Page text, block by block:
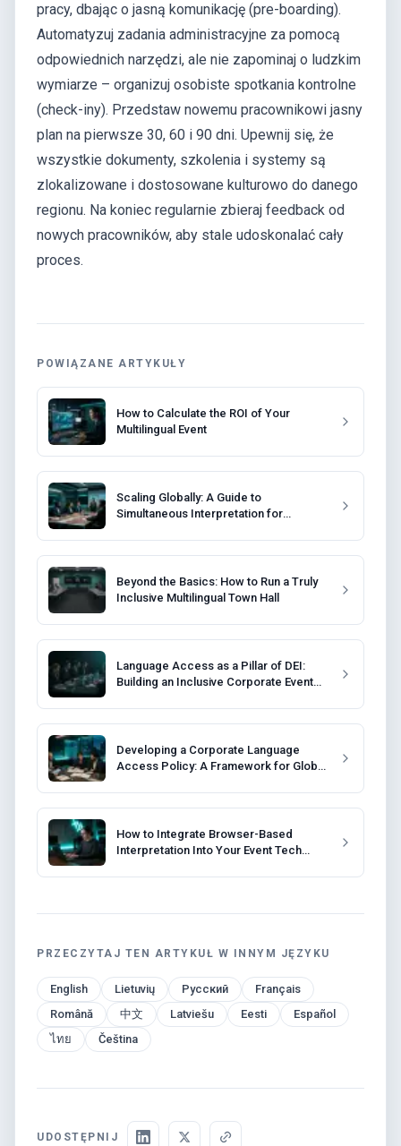
pracy, dbając o jasną komunikację (pre-boarding).
Automatyzuj zadania administracyjne za pomocą
odpowiednich narzędzi, ale nie zapominaj o ludzkim
wymiarze – organizuj osobiste spotkania kontrolne
(check-iny). Przedstaw nowemu pracownikowi jasny
plan na pierwsze 30, 60 i 90 dni. Upewnij się, że
wszystkie dokumenty, szkolenia i systemy są
zlokalizowane i dostosowane kulturowo do danego
regionu. Na koniec regularnie zbieraj feedback od
nowych pracowników, aby stale udoskonalać cały
proces.
POWIĄZANE ARTYKUŁY
How to Calculate the ROI of Your
Multilingual Event
Scaling Globally: A Guide to
Simultaneous Interpretation for
Beyond the Basics: How to Run a Truly
Inclusive Multilingual Town Hall
Language Access as a Pillar of DEI:
Building an Inclusive Corporate Event
Developing a Corporate Language
Access Policy: A Framework for Global
How to Integrate Browser-Based
Interpretation Into Your Event Tech
PRZECZYTAJ TEN ARTYKUŁ W INNYM JĘZYKU
English Lietuvių Русский
Français
Română
中文 Latviešu Eesti
Español
ไทย
Čeština
UDOSTĘPNIJ